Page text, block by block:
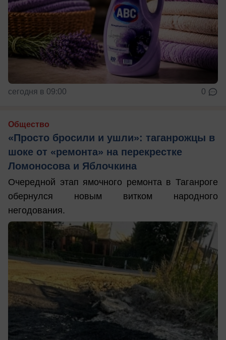
сегодня в 09:00 0
Общество
«Просто бросили и ушли»: таганрожцы в
шоке от «ремонта» на перекрестке
Ломоносова и Яблочкина
Очередной этап ямочного ремонта в Таганроге
обернулся новым витком народного
негодования.